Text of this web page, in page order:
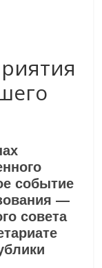
событие
—
совета